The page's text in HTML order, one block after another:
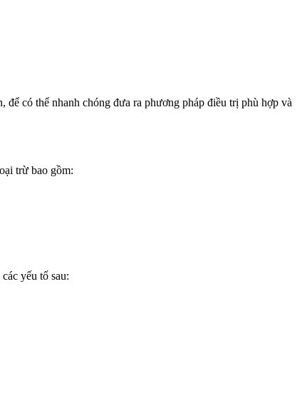
có thể nhanh chóng đưa ra phương pháp điều trị phù hợp và
trừ bao gồm:
yếu tố sau: